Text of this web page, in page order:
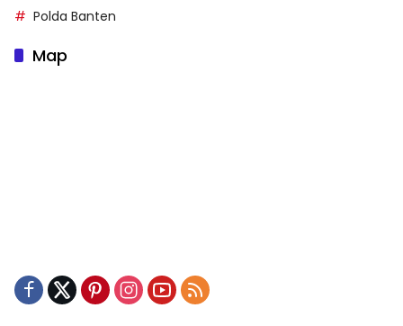
Polda Banten
Map